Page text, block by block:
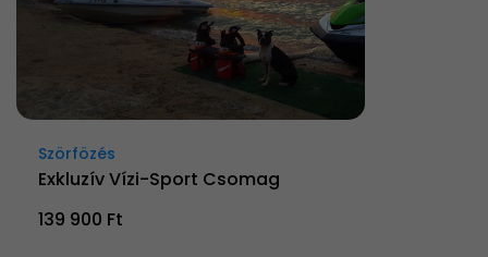
Szörfözés
Exkluzív Vízi-Sport Csomag
139 900 Ft